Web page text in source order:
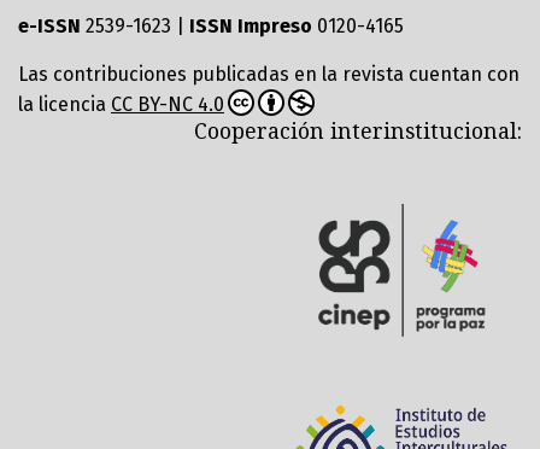
e-ISSN 2539-1623 | ISSN Impreso 0120-4165
Las contribuciones publicadas en la revista cuentan con
la licencia CC BY-NC 4.0
Cooperación interinstitucional: